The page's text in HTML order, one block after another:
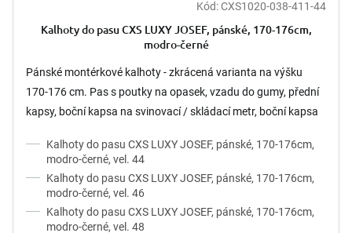
Kód:CXS1020-038-411-44
Kalhoty do pasu CXS LUXY JOSEF, pánské, 170-176cm,
modro-černé
Pánské montérkové kalhoty - zkrácená varianta na výšku
170-176 cm. Pas s poutky na opasek, vzadu do gumy, přední
kapsy, boční kapsa na svinovací / skládací metr, boční kapsa
Kalhoty do pasu CXS LUXY JOSEF, pánské, 170-176cm,
modro-černé, vel. 44
Kalhoty do pasu CXS LUXY JOSEF, pánské, 170-176cm,
modro-černé, vel. 46
Kalhoty do pasu CXS LUXY JOSEF, pánské, 170-176cm,
modro-černé, vel. 48